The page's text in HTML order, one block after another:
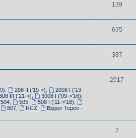
139
635
387
208 II ('19->)
2008 I ('13-
III ('21->) 3008 I ('09->'16)
504 505 508 I ('11->'18)
807, RCZ
Bipper Tepee -
2017
7